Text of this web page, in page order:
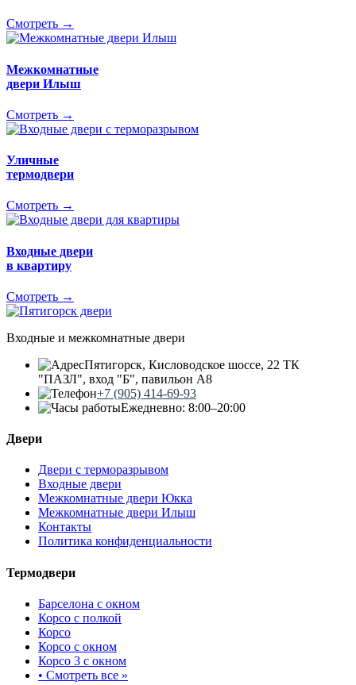
Смотреть →
Межкомнатные
двери Илыш
Смотреть →
Уличные
термодвери
Смотреть →
Входные двери
в квартиру
Смотреть →
Входные и межкомнатные двери
Пятигорск, Кисловодское шоссе, 22 ТК
"ПАЗЛ", вход "Б", павильон А8
+7 (905) 414-69-93
Ежедневно: 8:00–20:00
Двери
Двери с терморазрывом
Входные двери
Межкомнатные двери Юкка
Межкомнатные двери Илыш
Контакты
Политика конфиденциальности
Термодвери
Барселона с окном
Корсо с полкой
Корсо
Корсо с окном
Корсо 3 с окном
• Смотреть все »